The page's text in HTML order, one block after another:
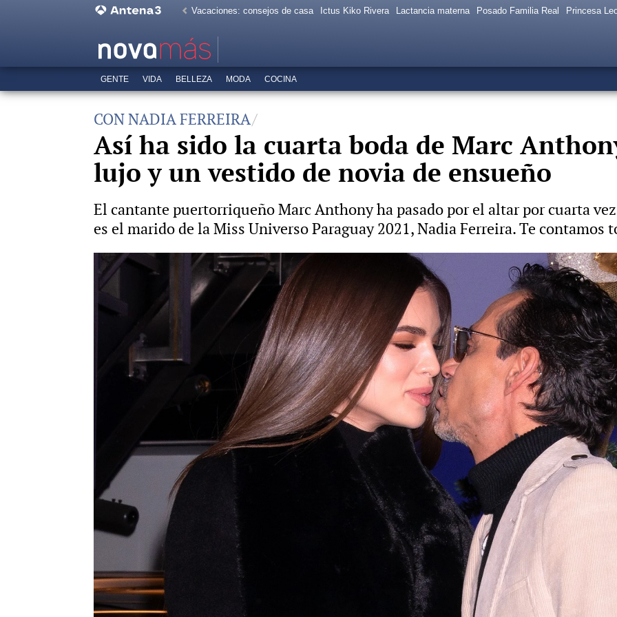
Vacaciones: consejos de casa Ictus Kiko Rivera Lactancia materna Posado Familia Real Princesa
GENTE VIDA BELLEZA MODA COCINA
CON NADIA FERREIRA
Así ha sido la cuarta boda de Marc
lujo y un vestido de novia de ensueño
El cantante puertorriqueño Marc Anthony ha pasado por el altar por cuarta
es el marido de la Miss Universo Paraguay 2021, Nadia Ferreira. Te contamos
El cambio radical que ha pegado la hija de Jennifer López y Marc Anthony
Ariadna Roca
Barcelona
Actualizado:
30 de enero de 2023, 15:09
Publicado:
WhatsappFacebook
X
El pasado 28 de enero,
se convirtió en el marido
de la Miss Universo Paraguay 2021,
Nadia Ferreira (23) .La pareja